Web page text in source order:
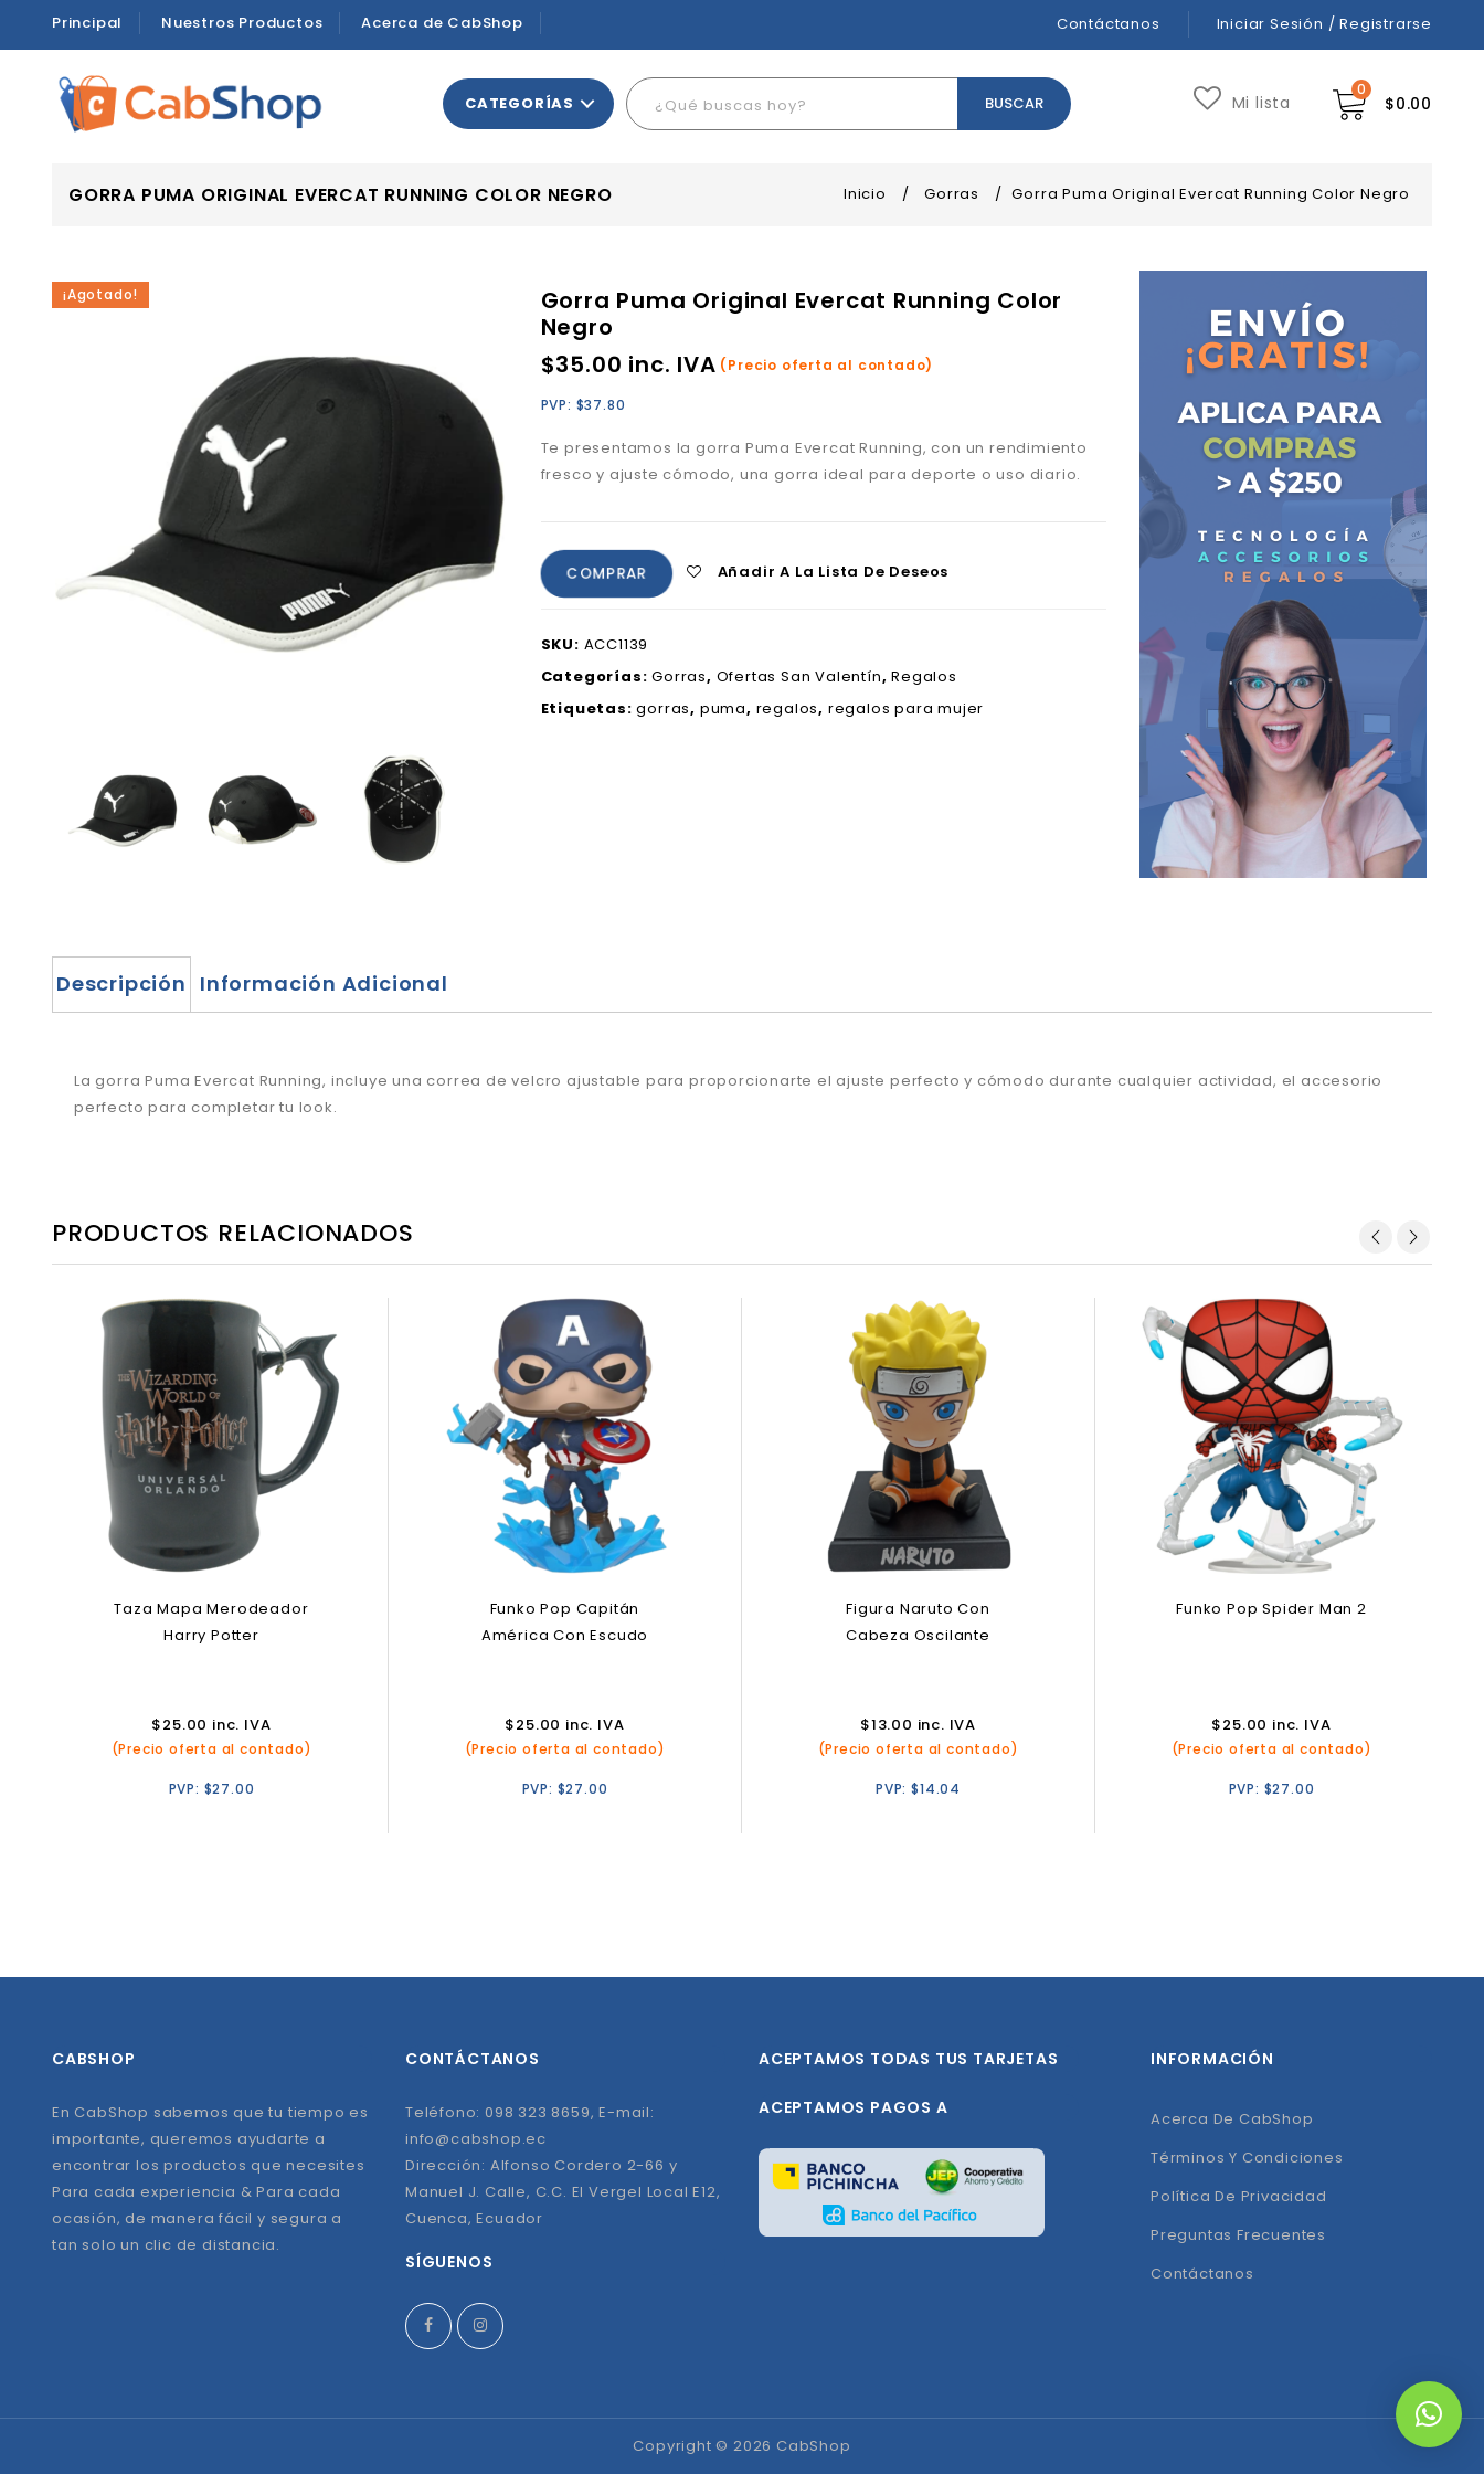
Principal Nuestros Productos Acerca de CabShop Contáctanos Iniciar Sesión / Registrarse
0
$0.00
Mi lista
CATEGORÍAS
GORRA PUMA ORIGINAL EVERCAT RUNNING COLOR NEGRO Inicio / Gorras / Gorra Puma Original Evercat Running Color Negro
¡Agotado!
Gorra Puma Original Evercat Running Color
Negro
$35.00 inc. IVA (Precio oferta al contado)
PVP: $37.80
Te presentamos la gorra Puma Evercat Running, con un rendimiento
fresco y ajuste cómodo, una gorra ideal para deporte o uso diario.
COMPRAR Añadir A La Lista De Deseos
SKU: ACC1139
Categorías:Gorras, Ofertas San Valentín,Regalos
Etiquetas:gorras, puma, regalos, regalos para mujer
Descripción Información Adicional
La gorra Puma Evercat Running, incluye una correa de velcro ajustable para proporcionarte el ajuste perfecto y cómodo durante cualquier actividad, el accesorio
perfecto para completar tu look.
PRODUCTOS RELACIONADOS
Taza Mapa Merodeador
Harry Potter
$25.00 inc. IVA
(Precio oferta al contado)
PVP: $27.00
Funko Pop Capitán
América Con Escudo
$25.00 inc. IVA
(Precio oferta al contado)
PVP: $27.00
Figura Naruto Con
Cabeza Oscilante
$13.00 inc. IVA
(Precio oferta al contado)
PVP:$14.04
Funko Pop Spider Man 2
$25.00 inc. IVA
(Precio oferta al contado)
PVP: $27.00
CABSHOP
En CabShop sabemos que tu tiempo es
importante, queremos ayudarte a
encontrar los productos que necesites
Para cada experiencia & Para cada
ocasión, de manera fácil y segura a
tan solo un clic de distancia.
CONTÁCTANOS
Teléfono: 098 323 8659, E-mail:
info@cabshop.ec
Dirección: Alfonso Cordero 2-66 y
Manuel J. Calle, C.C. El Vergel Local E12,
Cuenca, Ecuador
SÍGUENOS
ACEPTAMOS TODAS TUS TARJETAS
ACEPTAMOS PAGOS A
INFORMACIÓN
Acerca De CabShop
Términos Y Condiciones
Política De Privacidad
Preguntas Frecuentes
Contáctanos
Copyright © 2026 CabShop